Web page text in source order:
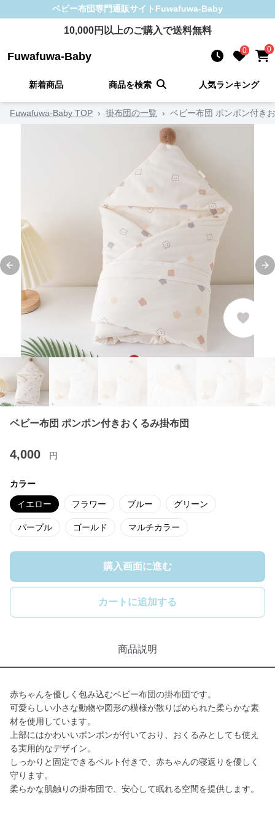
ベビー布団専門通販サイト Fuwafuwa-Baby
10,000円以上のご購入で送料無料
Fuwafuwa-Baby 0 0
新着商品 商品を検索 人気ランキング
Fuwafuwa-Baby TOP › 掛布団の一覧 › ベビー布団 ポンポン付き
Previous slide
ベビー布団 ポンポン付きおくるみ掛布団
4,000 円
カラー
イエロー フラワー ブルー グリーン
パープル ゴールド マルチカラー
購入画面に進む
カートに追加する
商品説明
赤ちゃんを優しく包み込むベビー布団の掛布団です。
可愛らしい小さな動物や図形の模様が散りばめられた柔らかな素
材を使用しています。
上部にはかわいいポンポンが付いており、おくるみとしても使え
る実用的なデザイン。
しっかりと固定できるベルト付きで、赤ちゃんの寝返りを優しく
守ります。
柔らかな肌触りの掛布団で、安心して眠れる空間を提供します。